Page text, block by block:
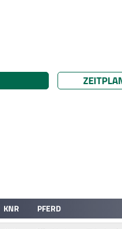
KNR
PFERD